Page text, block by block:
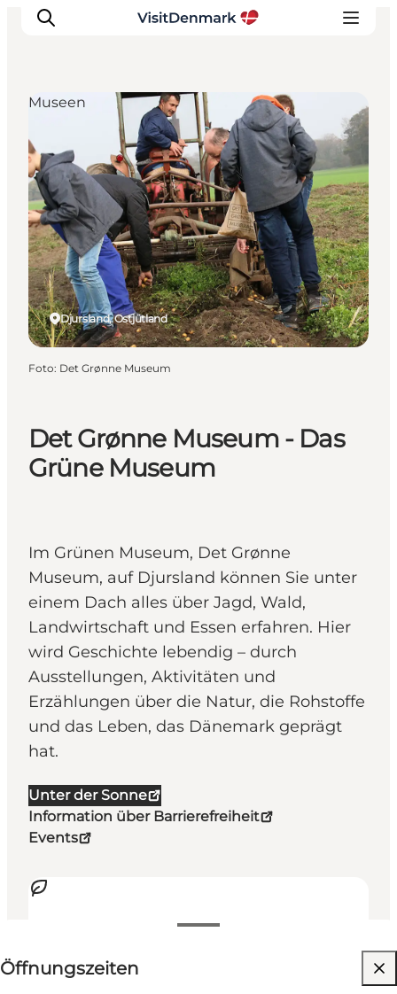
Inspiration
Regionen
Erlebnisse
Unterkünfte
Reiseplanung
Det Grønne Museum - Das
Grüne Museum
Im Grünen Museum, Det Grønne
Museum, auf Djursland können Sie unter
einem Dach alles über Jagd, Wald,
Landwirtschaft und Essen erfahren. Hier
wird Geschichte lebendig – durch
Ausstellungen, Aktivitäten und
Erzählungen über die Natur, die Rohstoffe
und das Leben, das Dänemark geprägt
hat.
Unter der Sonne
Information über Barrierefreiheit
Events
Öffnungszeiten anzeigen
Öffnungszeiten
Barrierefreiheit
Djursland, Ostjütland
Museen
Foto: Det Grønne Museum